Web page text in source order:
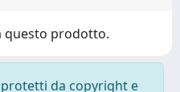
questo prodotto.
da copyright e